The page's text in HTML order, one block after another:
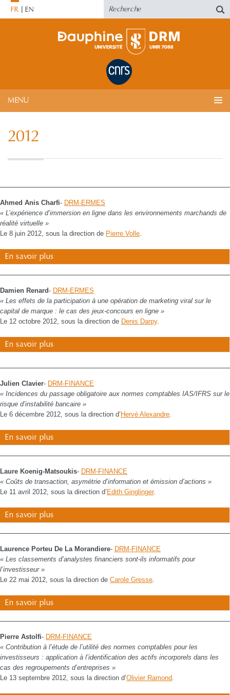
FR EN
MENU
2012
Ahmed Anis Charfi- DRM-ERMES
« L’expérience d’immersion en ligne dans les environnements marchands de
réalité virtuelle »
Le 8 juin 2012, sous la direction de Pierre Volle.
En savoir plus
Damien Renard- DRM-ERMES
« Les effets de la participation à une opération de marketing viral sur le
capital de marque : le cas des jeux-concours en ligne »
Le 12 octobre 2012, sous la direction de Denis Darpy.
En savoir plus
Julien Clavier- DRM-FINANCE
« Incidences du passage obligatoire aux normes comptables IAS/IFRS sur le
risque d’instabilité bancaire »
Le 6 décembre 2012, sous la direction d’ Hervé Alexandre.
En savoir plus
Laure Koenig-Matsoukis- DRM-FINANCE
« Coûts de transaction, asymétrie d’information et émission d’actions »
Le 11 avril 2012, sous la direction d’ Edith Ginglinger.
En savoir plus
Laurence Porteu De La Morandiere- DRM-FINANCE
« Les classements d’analystes financiers sont-ils informatifs pour
l’investisseur »
Le 22 mai 2012, sous la direction de Carole Gresse.
En savoir plus
Pierre Astolfi- DRM-FINANCE
« Contribution à l’étude de l’utilité des normes comptables pour les
investisseurs : application à l’identification des actifs incorporels dans les
cas des regroupements d’entreprises »
Le 13 septembre 2012, sous la direction d’Olivier Ramond.